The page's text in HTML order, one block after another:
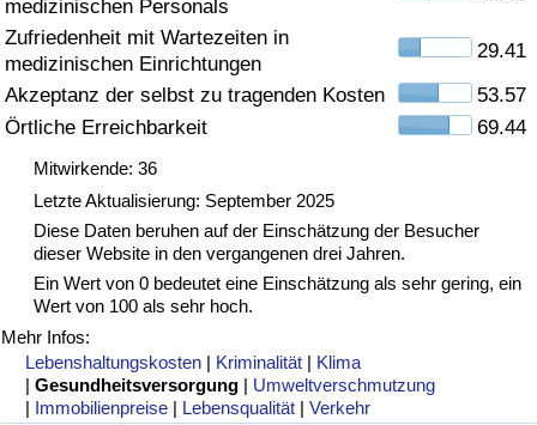
medizinischen Personals
Zufriedenheit mit Wartezeiten in
medizinischen Einrichtungen
29.41
Akzeptanz der selbst zu tragenden Kosten
53.57
Örtliche Erreichbarkeit
69.44
Mitwirkende: 36
Letzte Aktualisierung: September 2025
Diese Daten beruhen auf der Einschätzung der Besucher
dieser Website in den vergangenen drei Jahren.
Ein Wert von 0 bedeutet eine Einschätzung als sehr gering, ein
Wert von 100 als sehr hoch.
Mehr Infos:
Lebenshaltungskosten | Kriminalität | Klima
|Gesundheitsversorgung | Umweltverschmutzung
| Immobilienpreise | Lebensqualität |Verkehr
Gesundheitsversorgungs-Index
Gesundheitsversorgungs-Index nach Land
Umweltverschmutzung
Umweltverschmutzungs-Index (aktuell)
Verschmutzungsindex
Umweltverschmutzungs-Index nach Land
Verkehr